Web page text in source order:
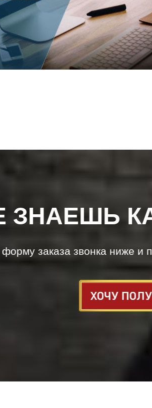
ЗНАЕШЬ
заказа звонка ниже и